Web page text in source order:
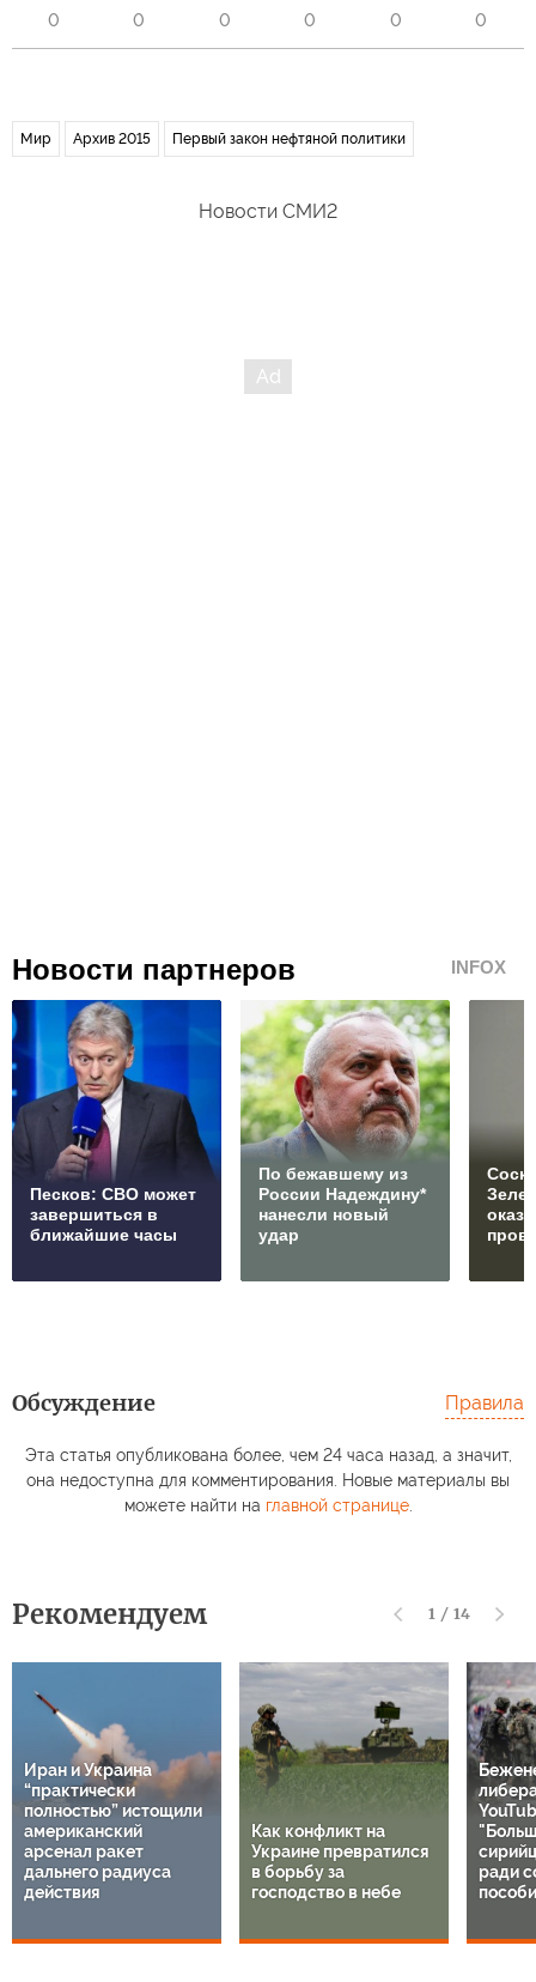
0 0 0 0 0 0
Мир Архив 2015 Первый закон нефтяной политики
Новости СМИ2
Новости партнеров INFOX
Песков: СВО может
завершиться в
ближайшие часы
По бежавшему из
России Надеждину*
нанесли новый
удар
Обсуждение Правила
Эта статья опубликована более, чем 24 часа назад, а значит,
она недоступна для комментирования. Новые материалы вы
можете найти на главной странице.
Рекомендуем 1 / 14
Иран и Украина
“практически
полностью” истощили
американский
арсенал ракет
дальнего радиуса
действия
Как конфликт на
Украине превратился
в борьбу за
господство в небе
ради